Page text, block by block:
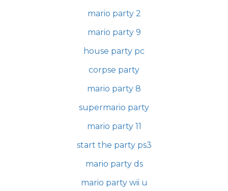
mario party 2
mario party 9
house party pc
corpse party
mario party 8
supermario party
mario party 11
start the party ps3
mario party ds
mario party wii u